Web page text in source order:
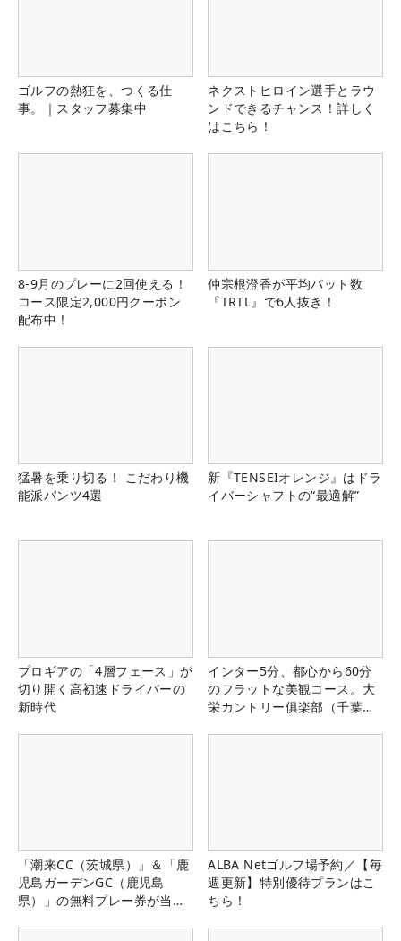
ゴルフの熱狂を、つくる仕
事。｜スタッフ募集中
ネクストヒロイン選手とラウ
ンドできるチャンス！詳しく
はこちら！
8-9月のプレーに2回使える！
コース限定2,000円クーポン
配布中！
仲宗根澄香が平均パット数
『TRTL』で6人抜き！
猛暑を乗り切る！ こだわり機
能派パンツ4選
新『TENSEIオレンジ』はドラ
イバーシャフトの“最適解”
プロギアの「4層フェース」が
切り開く高初速ドライバーの
新時代
インター5分、都心から60分
のフラットな美観コース。大
栄カントリー俱楽部（千葉
「潮来CC（茨城県）」＆「鹿
児島ガーデンGC（鹿児島
県）」の無料プレー券が当た
ALBA Netゴルフ場予約／【毎
週更新】特別優待プランはこ
ちら！